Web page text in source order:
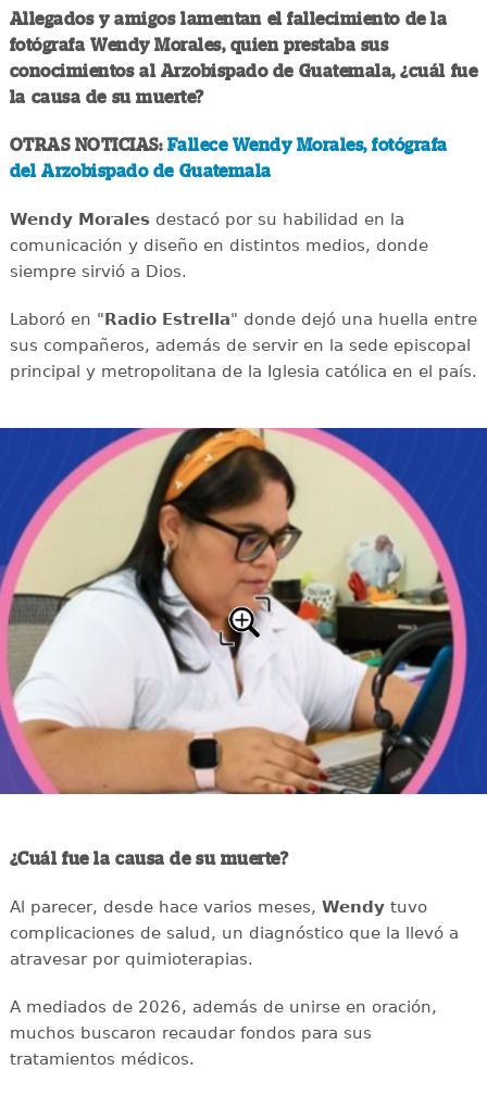
Allegados y amigos lamentan el fallecimiento de la
fotógrafa Wendy Morales, quien prestaba sus
conocimientos al Arzobispado de Guatemala, ¿cuál fue
la causa de su muerte?
OTRAS NOTICIAS: Fallece Wendy Morales, fotógrafa
del Arzobispado de Guatemala
Wendy Moralesdestacó por su habilidad en la
comunicación y diseño en distintos medios, donde
siempre sirvió a Dios.
Laboró en "Radio Estrella" donde dejó una huella entre
sus compañeros, además de servir en la sede episcopal
principal y metropolitana de la Iglesia católica en el país.
¿Cuál fue la causa de su muerte?
Al parecer, desde hace varios meses, Wendytuvo
complicaciones de salud, un diagnóstico que la llevó a
atravesar por quimioterapias.
A mediados de 2026, además de unirse en oración,
muchos buscaron recaudar fondos para sus
tratamientos médicos.